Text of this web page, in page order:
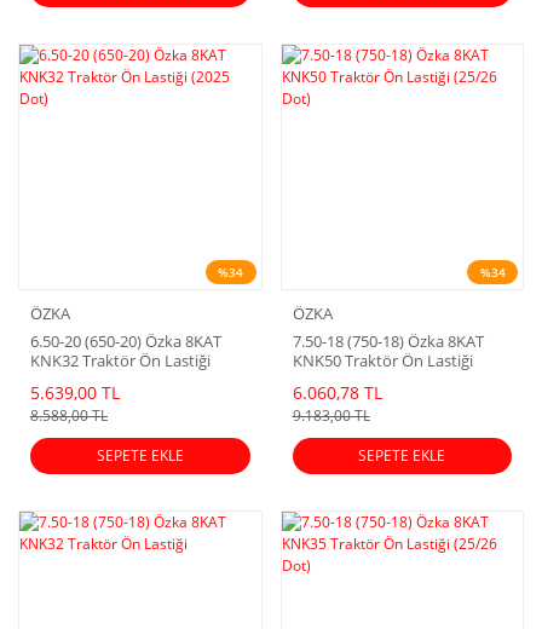
%34
ÖZKA
6.50-20 (650-20) Özka 8KAT
KNK32 Traktör Ön Lastiği
5.639,00 TL
8.588,00 TL
SEPETE EKLE
%34
ÖZKA
7.50-18 (750-18) Özka 8KAT
KNK50 Traktör Ön Lastiği
6.060,78 TL
9.183,00 TL
SEPETE EKLE